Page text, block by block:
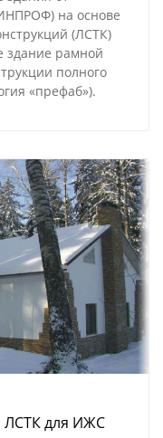
на основе
(ЛСТК)
здание рамной
полного
«префаб»).
ЛСТК для ИЖС